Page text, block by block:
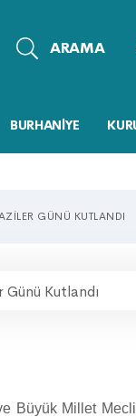
ARAMA
BURHANİYE
GÜNÜ KUTLANDI
Büyük Millet